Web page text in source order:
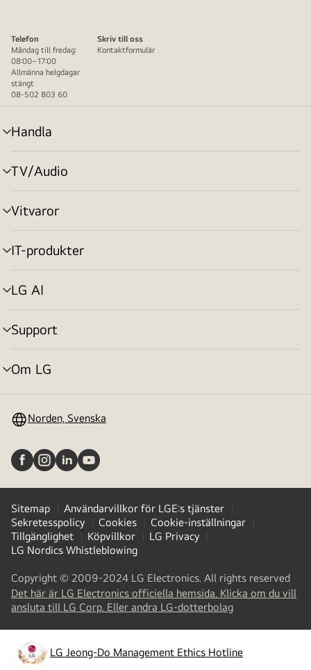
Telefon
Måndag till fredag:
08:00–17:00
Allmänna helgdagar
stängt
08-502 803 60
Skriv till oss
Kontaktformulär
Handla
menyväxling
TV/Audio
menyväxling
Vitvaror
menyväxling
IT-produkter
menyväxling
LG AI
menyväxling
Support
menyväxling
Om LG
menyväxling
Norden, Svenska
Sitemap
Användarvillkor för LGE:s tjänster
Sekretesspolicy
Cookies
Cookie-inställningar
Tillgänglighet
Köpvillkor
LG Privacy
LG Nordics Whistleblowing
Copyright © 2009-2024 LG Electronics. All rights reserved
Det här är LG Electronics officiella hemsida. Klicka om du vill
ansluta till LG Corp. Eller andra LG-dotterbolag(
a
new
tab
LG Jeong-Do Management Ethics Hotline
opens